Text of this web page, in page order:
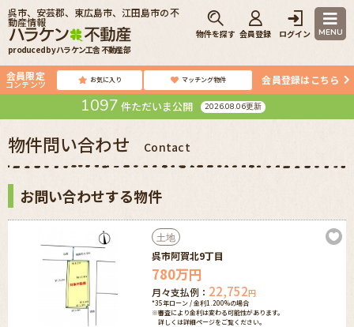
produced by ハラケン工舎 不動産部
呉市、安芸郡、東広島市、江田島市の不
動産情報
物件を探す 会員登録 ログイン MENU
会員限定
コンテンツ お気に入り マッチング物件 会員登録はこちら
1097 件ただいま公開 2026.08.06更新
物件問い合わせ Contact
お問い合わせする物件
土地
呉市阿賀北9丁目
780万円
月々支払例： 22,752円
*35年ローン / 金利1.200%の場合
※審査により金利は変わる可能性があります。
詳しくは詳細ページをご覧ください。